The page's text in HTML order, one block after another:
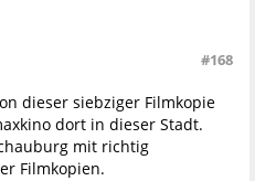
#168
dieser siebziger Filmkopie
dort in dieser Stadt.
mit richtig
Filmkopien.